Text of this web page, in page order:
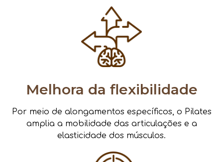
Melhora da flexibilidade
Por meio de alongamentos específicos, o Pilates
amplia a mobilidade das articulações e a
elasticidade dos músculos.